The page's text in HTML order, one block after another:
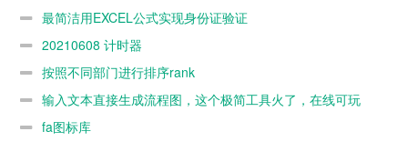
最简洁用EXCEL公式实现身份证验证
20210608 计时器
按照不同部门进行排序rank
输入文本直接生成流程图，这个极简工具火了，在线可玩
fa图标库